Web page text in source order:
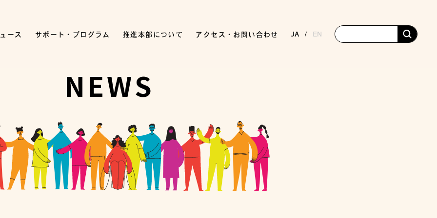
ース サポート・プログラム 推進本部について アクセス・お問い合わせ EN
JA
NEWS